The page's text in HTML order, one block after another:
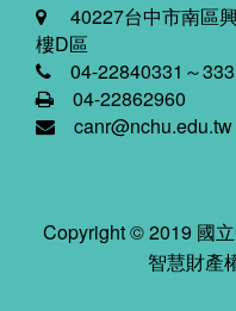
40227台中市南區
樓D區
04-22840331～333
04-22862960
canr@nchu.edu.tw
Copyright © 2019 國
智慧財產